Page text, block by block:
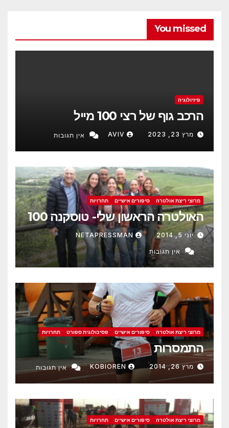
You missed
פיזיולוגיה
הרכב גוף של רצי 100 מייל
מרץ 23, 2023 AVIV אין תגובות
מרוצי ריצת אולטרה סיפורים אישיים תחרויות
האולטרה הראשון שלי- טוסקנה 100
יוני 5, 2014 NETAPRESSMAN
אין תגובות
מרוצי ריצת אולטרה סיפורים אישיים פסיכולוגית ספורט תחרויות
התמסרות
מרץ 26, 2014 KOBIOREN אין תגובות
מרוצי ריצת אולטרה סיפורים אישיים תחרויות